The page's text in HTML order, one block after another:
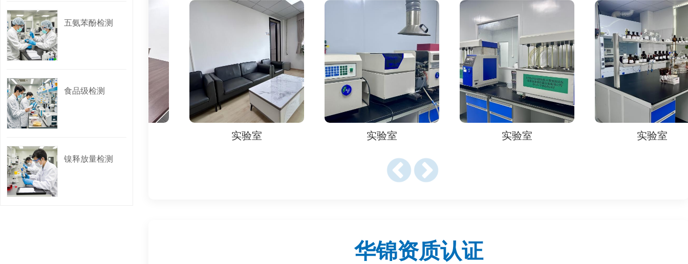
五氨苯酚检测
食品级检测
镍释放量检测
ISO 17070:2015 皮革-化学试验-五氯苯酚含量的测定
保障消费者健康和安全: 控制 PCP 含量，降低人体接触风险。
符合法规要求: 满足国内外相关法规和标准，避免贸易壁垒。
提升产品竞争力: 获得权威检测认证，增强消费者信心。
保护生态环境: 减少 PCP 污染，维护生态平衡。
六、 检测认证周期
检测认证周期取决于样品类型、检测项目、检测机构等因素，一般为 5-10 个工作日。
其他资料: 根据具体情况，可能需要提供产品说明书、材质证明等。华锦资质认证